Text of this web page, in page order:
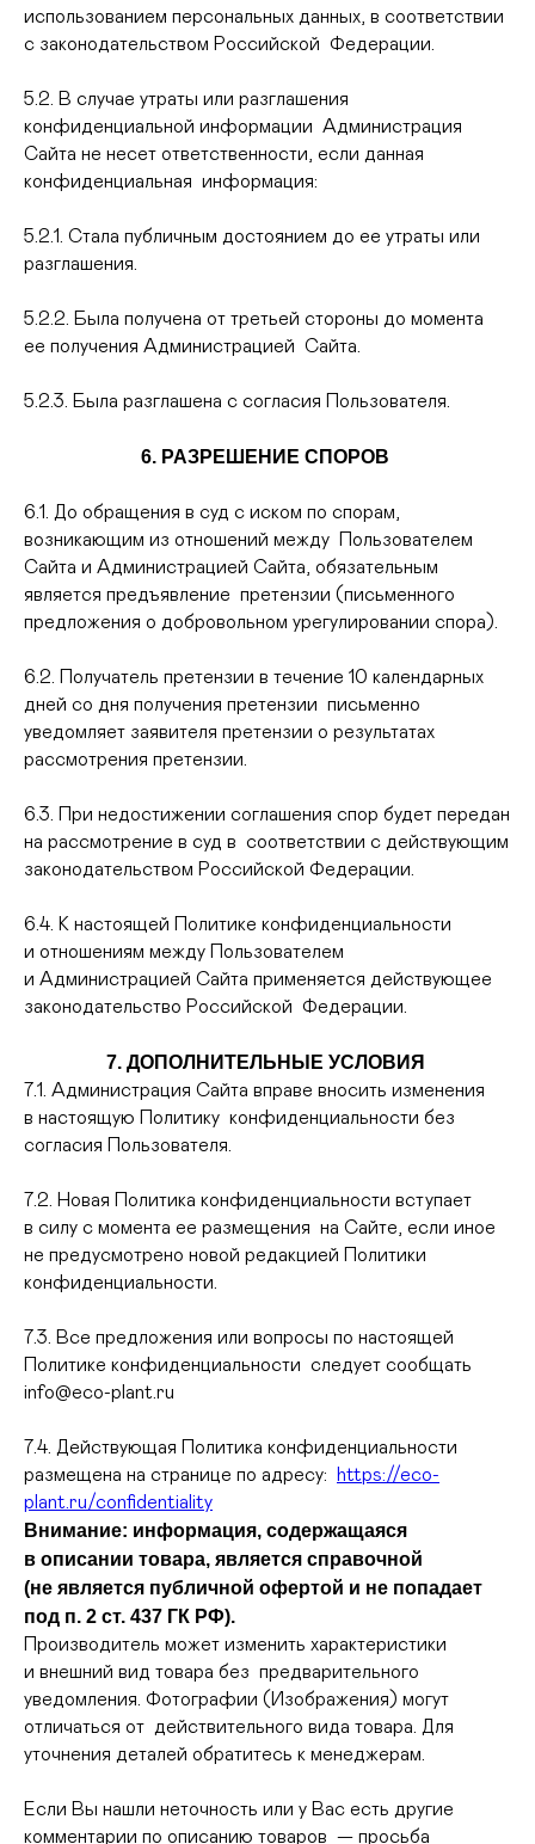
использованием персональных данных, в соответствии
с законодательством Российской Федерации.
5.2. В случае утраты или разглашения
конфиденциальной информации Администрация
Сайта не несет ответственности, если данная
конфиденциальная информация:
5.2.1. Стала публичным достоянием до ее утраты или
разглашения.
5.2.2. Была получена от третьей стороны до момента
ее получения Администрацией Сайта.
5.2.3. Была разглашена с согласия Пользователя.
6. РАЗРЕШЕНИЕ СПОРОВ
6.1. До обращения в суд с иском по спорам,
возникающим из отношений между Пользователем
Сайта и Администрацией Сайта, обязательным
является предъявление претензии (письменного
предложения о добровольном урегулировании спора).
6.2. Получатель претензии в течение 10 календарных
дней со дня получения претензии письменно
уведомляет заявителя претензии о результатах
рассмотрения претензии.
6.3. При недостижении соглашения спор будет передан
на рассмотрение в суд в соответствии с действующим
законодательством Российской Федерации.
6.4. К настоящей Политике конфиденциальности
и отношениям между Пользователем
и Администрацией Сайта применяется действующее
законодательство Российской Федерации.
7. ДОПОЛНИТЕЛЬНЫЕ УСЛОВИЯ
7.1. Администрация Сайта вправе вносить изменения
в настоящую Политику конфиденциальности без
согласия Пользователя.
7.2. Новая Политика конфиденциальности вступает
в силу с момента ее размещения на Сайте, если иное
не предусмотрено новой редакцией Политики
конфиденциальности.
7.3. Все предложения или вопросы по настоящей
Политике конфиденциальности следует сообщать
info@eco-plant.ru
7.4. Действующая Политика конфиденциальности
размещена на странице по адресу:
https://eco-
plant.ru/confidentiality
Внимание: информация, содержащаяся
в описании товара, является справочной
(не является публичной офертой и не попадает
под п. 2 ст. 437 ГК РФ).
Производитель может изменить характеристики
и внешний вид товара без предварительного
уведомления. Фотографии (Изображения) могут
отличаться от действительного вида товара. Для
уточнения деталей обратитесь к менеджерам.
Если Вы нашли неточность или у Вас есть другие
комментарии по описанию товаров — просьба